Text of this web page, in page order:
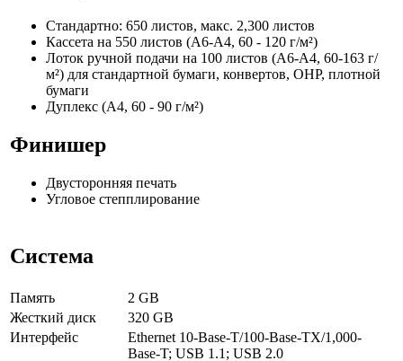
Стандартно: 650 листов, макс. 2,300 листов
Кассета на 550 листов (A6-A4, 60 - 120 г/м²)
Лоток ручной подачи на 100 листов (A6-A4, 60-163 г/
м²) для стандартной бумаги, конвертов, OHP, плотной
бумаги
Дуплекс (A4, 60 - 90 г/м²)
Финишер
Двусторонняя печать
Угловое степплирование
Система
Память
2 GB
Жесткий диск
320 GB
Интерфейс
Ethernet 10-Base-T/100-Base-TX/1,000-
Base-T; USB 1.1; USB 2.0